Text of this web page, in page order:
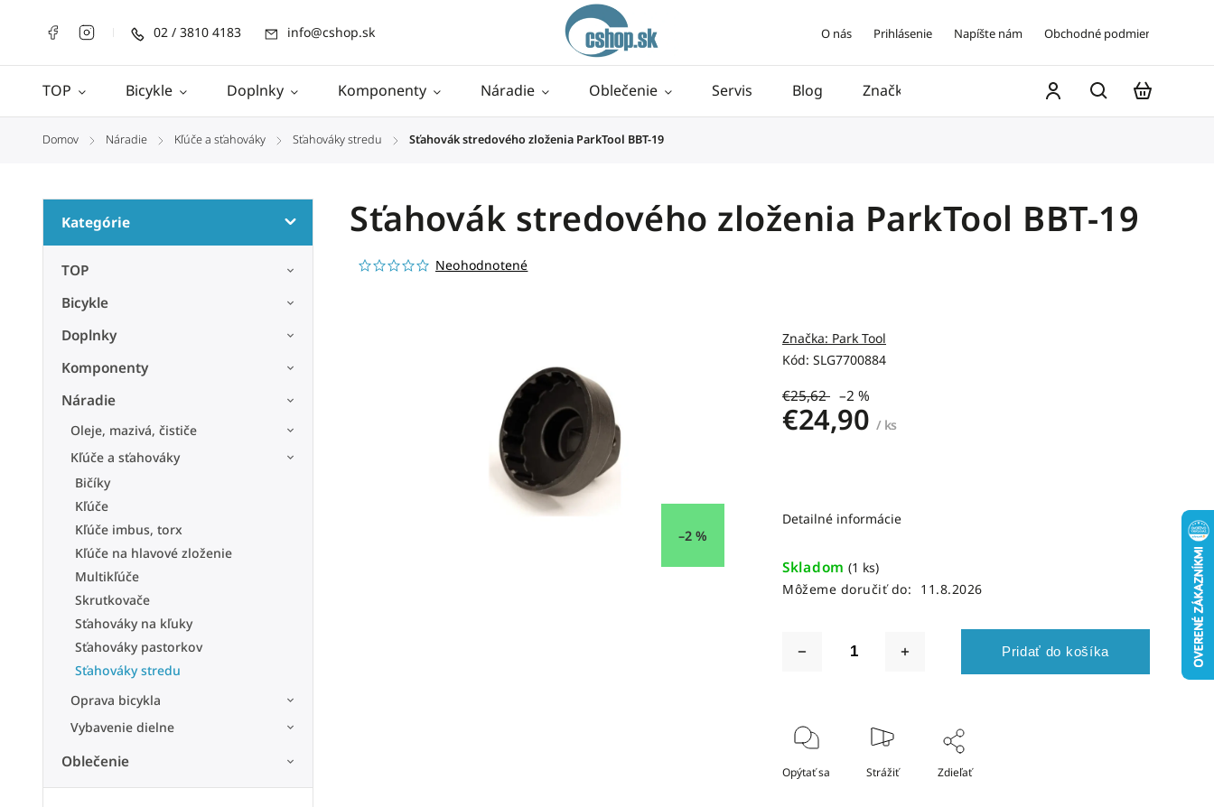
02 / 3810 4183 info@cshop.sk O nás Prihlásenie Napíšte nám Obchodné podmienky
TOP Bicykle Doplnky Komponenty Náradie Oblečenie Servis Blog Značky
Domov / Náradie / Kľúče a sťahováky / Sťahováky stredu / Sťahovák stredového zloženia ParkTool BBT-19
Kategórie
TOP
Bicykle
Doplnky
Komponenty
Náradie
Oleje, mazivá, čističe
Kľúče a sťahováky
Bičíky
Kľúče
Kľúče imbus, torx
Kľúče na hlavové zloženie
Multikľúče
Skrutkovače
Sťahováky na kľuky
Sťahováky pastorkov
Sťahováky stredu
Oprava bicykla
Vybavenie dielne
Oblečenie
Sťahovák stredového zloženia ParkTool BBT-19
Neohodnotené
–2 %
Kód: SLG7700884
Značka: Park Tool
€25,62 –2 %
€24,90 / ks
Skladom (1 ks)
Môžeme doručiť do:
11.8.2026
Pridať do košíka
Detailné informácie
Opýtať sa Strážiť Zdieľať